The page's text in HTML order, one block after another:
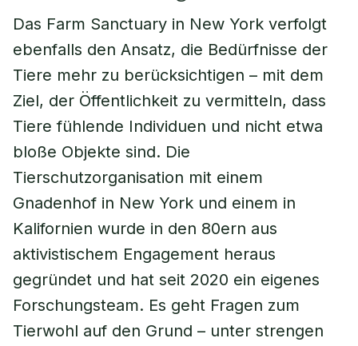
Das Farm Sanctuary in New York verfolgt
ebenfalls den Ansatz, die Bedürfnisse der
Tiere mehr zu berücksichtigen – mit dem
Ziel, der Öffentlichkeit zu vermitteln, dass
Tiere fühlende Individuen und nicht etwa
bloße Objekte sind. Die
Tierschutzorganisation mit einem
Gnadenhof in New York und einem in
Kalifornien wurde in den 80ern aus
aktivistischem Engagement heraus
gegründet und hat seit 2020 ein eigenes
Forschungsteam. Es geht Fragen zum
Tierwohl auf den Grund – unter strengen